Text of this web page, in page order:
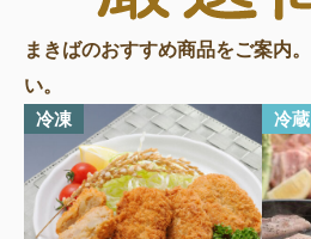
まきばのおすすめ商品をご案内。
い。
冷凍
冷蔵